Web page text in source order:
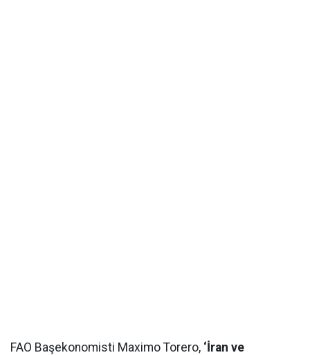
FAO Başekonomisti Maximo Torero, ‘İran ve